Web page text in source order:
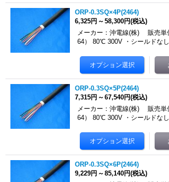
ORP-0.3SQ×4P(2464)
6,325円 ～ 58,300円(税込)
メーカー：沖電線(株) 販売単
64） 80℃ 300V ・シールドな
ORP-0.3SQ×5P(2464)
7,315円 ～ 67,540円(税込)
メーカー：沖電線(株) 販売単
64） 80℃ 300V ・シールドな
ORP-0.3SQ×6P(2464)
9,229円 ～ 85,140円(税込)